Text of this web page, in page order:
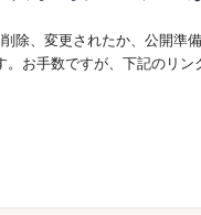
除、変更されたか、公開準
お手数ですが、下記のリン